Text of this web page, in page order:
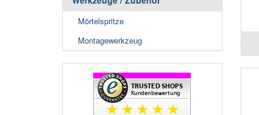
Mörtelspritze
Montagewerkzeug